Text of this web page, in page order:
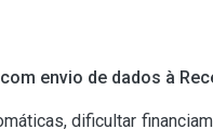
envio de dados à
dificultar